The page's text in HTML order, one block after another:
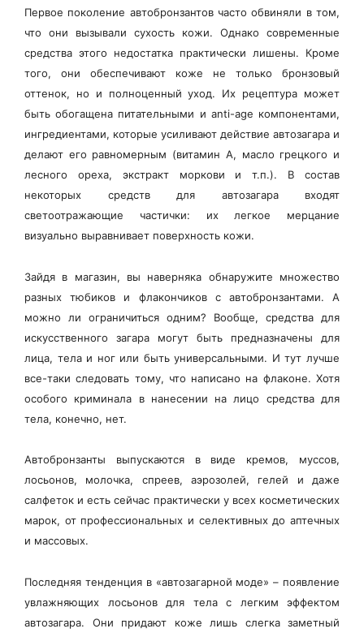
Первое поколение автобронзантов часто обвиняли в том,
что они вызывали сухость кожи. Однако современные
средства этого недостатка практически лишены. Кроме
того, они обеспечивают коже не только бронзовый
оттенок, но и полноценный уход. Их рецептура может
быть обогащена питательными и anti-age компонентами,
ингредиентами, которые усиливают действие автозагара и
делают его равномерным (витамин А, масло грецкого и
лесного ореха, экстракт моркови и т.п.). В состав
некоторых средств для автозагара входят
светоотражающие частички: их легкое мерцание
визуально выравнивает поверхность кожи.
Зайдя в магазин, вы наверняка обнаружите множество
разных тюбиков и флакончиков с автобронзантами. А
можно ли ограничиться одним? Вообще, средства для
искусственного загара могут быть предназначены для
лица, тела и ног или быть универсальными. И тут лучше
все-таки следовать тому, что написано на флаконе. Хотя
особого криминала в нанесении на лицо средства для
тела, конечно, нет.
Автобронзанты выпускаются в виде кремов, муссов,
лосьонов, молочка, спреев, аэрозолей, гелей и даже
салфеток и есть сейчас практически у всех косметических
марок, от профессиональных и селективных до аптечных
и массовых.
Последняя тенденция в «автозагарной моде» – появление
увлажняющих лосьонов для тела с легким эффектом
автозагара. Они придают коже лишь слегка заметный